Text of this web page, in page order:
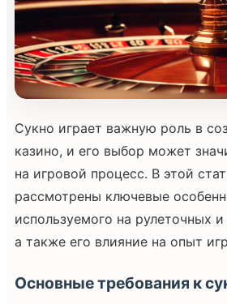
Сукно играет важную роль в
казино, и его выбор может
на игровой процесс. В этой
рассмотрены ключевые
используемого на рулеточных
а также его влияние на опыт
Основные требования к